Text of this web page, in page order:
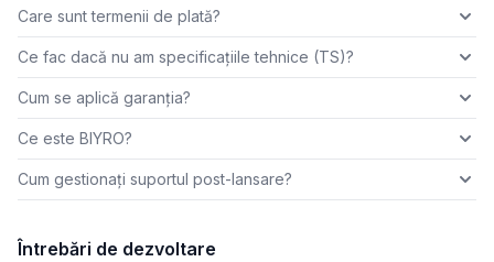
Care sunt termenii de plată?
Ce fac dacă nu am specificațiile tehnice (TS)?
Cum se aplică garanția?
Ce este BIYRO?
Cum gestionați suportul post-lansare?
Întrebări de dezvoltare